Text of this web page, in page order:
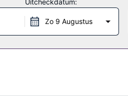
iets bij de snackbar/deli. Bestel
uur en in het weekend is dit
Uitcheckdatum:
Zo 9 Augustus